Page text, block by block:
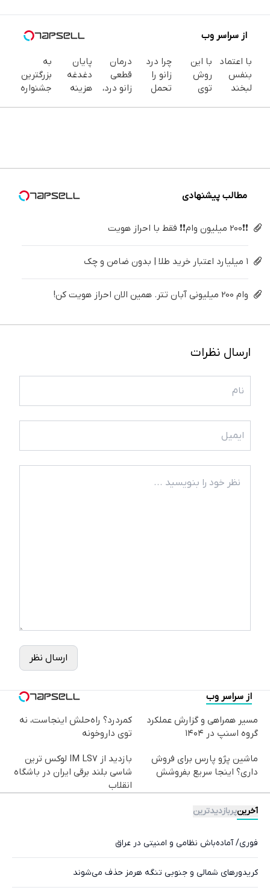
از سراسر وب
با اعتماد
بنفس
لبخند
با این
روش
توی
چرا درد
زانو را
تحمل
کن
درمان
قطعی
زانو درد،
جراحی!
پایان
دغدغه
هزینه
کننده
به
بزرگترین
جشنواره
مطالب پیشنهادی
❗❗200 میلیون وام❗❗ فقط با احراز هویت
۱ میلیارد اعتبار خرید طلا | بدون ضامن و چک
وام 200 میلیونی آبان تتر. همین الان احراز هویت کن!
ارسال نظرات
ارسال نظر
از سراسر وب
مسیر همراهی و گزارش عملکرد
گروه اسنپ در ۱۴۰۴
کمردرد؟ راه‌حلش اینجاست، نه
توی داروخونه
ماشین پژو پارس برای فروش
داری؟ اینجا سریع بفروشش
بازدید از IM LS7 لوکس ترین
شاسی بلند برقی ایران در باشگاه
انقلاب
آخرینپربازدیدترین
فوری/ آماده‌باش نظامی و امنیتی در عراق
کریدورهای شمالی و جنوبی تنگه هرمز حذف می‌شوند